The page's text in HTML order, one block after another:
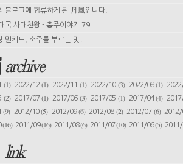
블로그에 합류하게 된 丹風입니다.
국 사대천왕 - 충주이야기 79
밀키트, 소주를 부르는 맛!
archive
(1) 2022/12(1) 2022/11(1) 2022/10 (3) 2022/08(1)
(2) 2017/07(1) 2017/06(3) 2017/05 (1) 2017/04(4)
(9) 2012/10(5) 2012/09(6) 2012/08 (2) 2012/07 (6)
(16) 2011/09(16) 2011/08(6) 2011/07(10) 2011/06(5)
link